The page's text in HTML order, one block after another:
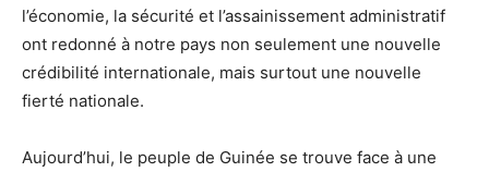
l’économie, la sécurité et l’assainissement administratif
ont redonné à notre pays non seulement une nouvelle
crédibilité internationale, mais surtout une nouvelle
fierté nationale.
Aujourd’hui, le peuple de Guinée se trouve face à une